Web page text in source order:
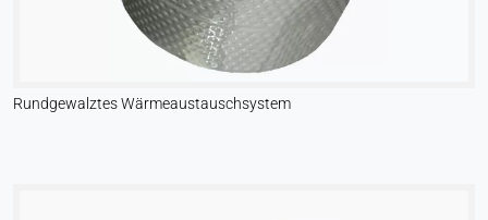
Rundgewalztes Wärmeaustauschsystem